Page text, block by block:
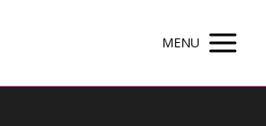
MENU